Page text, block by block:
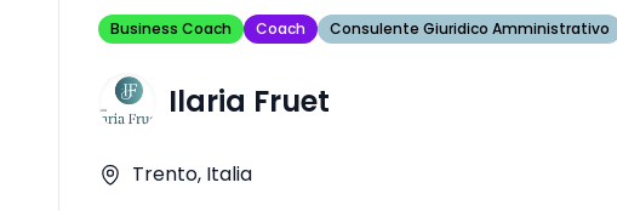
Business Coach Coach Consulente Giuridico Amministrativo
Ilaria Fruet
Trento, Italia